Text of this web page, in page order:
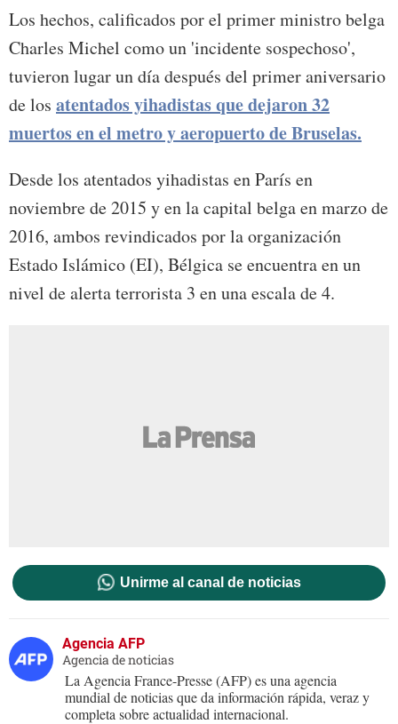
Los hechos, calificados por el primer ministro belga
Charles Michel como un 'incidente sospechoso',
tuvieron lugar un día después del primer aniversario
de los atentados yihadistas que dejaron 32
muertos en el metro y aeropuerto de Bruselas.
Desde los atentados yihadistas en París en
noviembre de 2015 y en la capital belga en marzo de
2016, ambos revindicados por la organización
Estado Islámico (EI), Bélgica se encuentra en un
nivel de alerta terrorista 3 en una escala de 4.
Unirme al canal de noticias
Agencia AFP
Agencia de noticias
La Agencia France-Presse (AFP) es una agencia
mundial de noticias que da información rápida, veraz y
completa sobre actualidad internacional.